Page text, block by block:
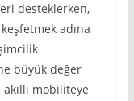
desteklerken,
adına
büyük değer
mobiliteye